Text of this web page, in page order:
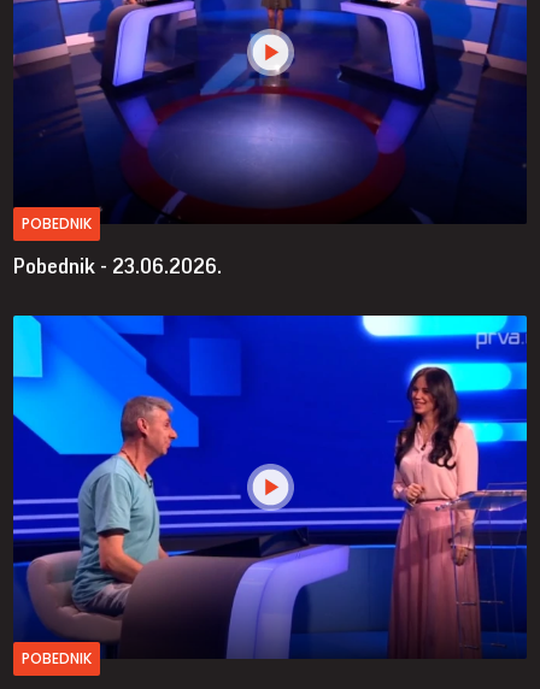
POBEDNIK
Pobednik - 23.06.2026.
POBEDNIK